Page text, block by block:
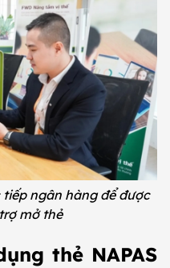
ngân hàng để được
mở thẻ
thẻ NAPAS